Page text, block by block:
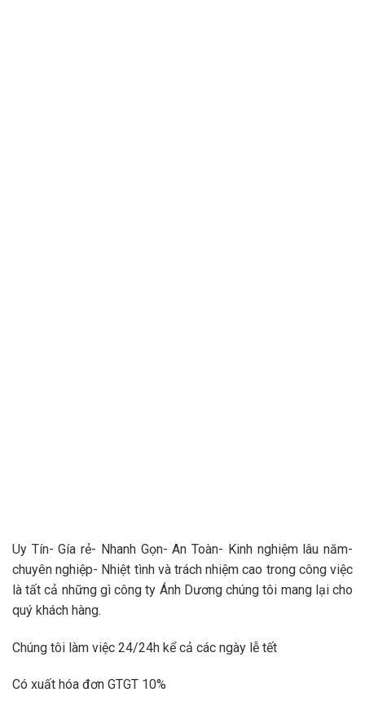
Uy Tín- Gía rẻ- Nhanh Gọn- An Toàn- Kinh nghiệm lâu năm-
chuyên nghiệp- Nhiệt tình và trách nhiệm cao trong công việc
là tất cả những gì công ty Ánh Dương chúng tôi mang lại cho
quý khách hàng.
Chúng tôi làm việc 24/24h kể cả các ngày lễ tết
Có xuất hóa đơn GTGT 10%